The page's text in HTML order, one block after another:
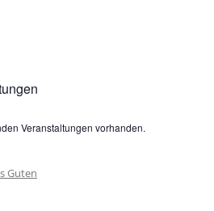
Veranstaltungen vorhanden.
Guten